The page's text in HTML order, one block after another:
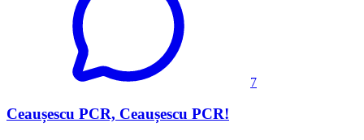
7
Ceaușescu PCR, Ceaușescu PCR!